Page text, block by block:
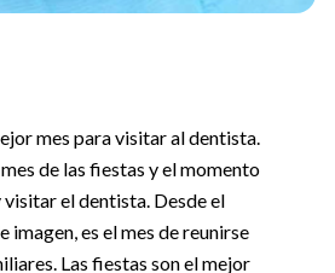
mes para visitar al dentista.
de las fiestas y el momento
el dentista. Desde el
imagen, es el mes de reunirse
Las fiestas son el mejor